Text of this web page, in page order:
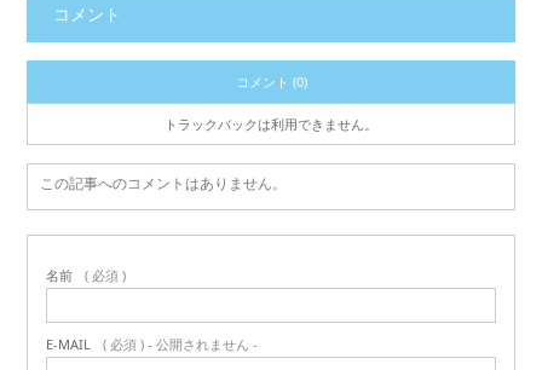
コメント
コメント (0)
トラックバックは利用できません。
この記事へのコメントはありません。
名前 ( 必須 )
E-MAIL ( 必須 ) - 公開されません -